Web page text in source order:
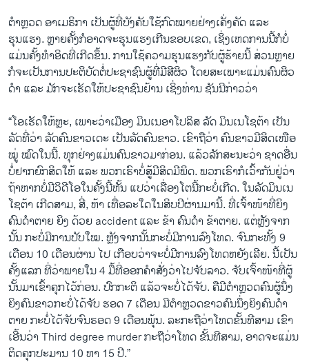
ຕຳຫຼວດ ອາເມຣິກາ ເປັນຜູ້ທີ່ບັງຄັບໃຊ້ກົດໝາຍຢ່າງເຄັ່ງຄັດ ແລະ
ຮຸນແຮງ. ຫຼາຍຄັ້ງກໍອາດຈະຮຸນແຮງເກີນຂອບເຂດ, ເຊິ່ງເຫດການນີ້ກໍບໍ່
ແມ່ນຄັ້ງທຳອິດທີ່ເກີດຂຶ້ນ. ການໃຊ້ຄວາມຮຸນແຮງກັບຜູ້ຮ້າຍນີ້ ສ່ວນຫຼາຍ
ກໍຈະເປັນການປະຕິບັດຕໍ່ປະຊາຊົນຜູ້ທີ່ມີສີຜິວ ໂດຍສະເພາະແມ່ນຄົນຜິວ
ດຳ ແລະ ມັກຈະເຮັດໃຫ້ປະຊາຊົນຢ້ານ ເຊິ່ງທ່ານ ຊັນນີກ່າວວ່າ
“ໂອເຮັດໃຫ້ຫຼະ, ເພາະວ່າເມືອງ ມິນເນອາໂປລິສ ລັດ ມິນເນໂຊຕ້າ ເປັນ
ລັດທີ່ວ່າ ລັດຄົນຂາວເດະ ເປັນລັດຄົນຂາວ. ເຂົາຖືວ່າ ຄົນຂາວມີສິດເໜືອ
ໝູ່ ໝົດໃນນີ້. ທຸກຢ່າງແມ່ນຄົນຂາວມາກ່ອນ. ແລ້ວລັກສະນະວ່າ ຊາດອື່ນ
ບໍ່ຢາກຍົກສິດໃຫ້ ແລະ ພວກເຮົາບໍ່ສູ້ມີສິດມີພິດ. ພວກເຮົາກໍເວົ້າກັນຢູ່ວ່າ
ຖ້າຫາກບໍ່ມີວິດີໂອໃນຄັ້ງນີ້ຫັ້ນ ແປວ່າເລື່ອງໂຕນີ້ກະບໍ່ເກີດ. ໃນລັດມິນເນ
ໂຊຕ້າ ເກີດສາມ, ສີ່, ຫ້າ ເທື່ອລະໃດໃນສິບປີຜ່ານມານີ້. ທີ່ເຈົ້າໜ້າທີ່ຍິງ
ຄົນດຳຕາຍ ຍິງ ດ້ວຍ accident ແລະ ຂ້າ ຄົນດຳ ຂ້າຕາຍ. ແຕ່ຫຼັງຈາກ
ນັ້ນ ກະບໍ່ມີການປັບໃໝ. ຫຼັງຈາກນັ້ນກະບໍ່ມີການລົງໂທດ. ຈົນກະທັ້ງ 9
ເດືອນ 10 ເດືອນຜ່ານ ໄປ ເກືອບວ່າຈະບໍ່ມີການລົງໂທດຫຍັງເລີຍ. ນີ້ເປັນ
ຄັ້ງແລກ ທີ່ວ່າພາຍໃນ 4​ ມື້ທີ່ອອກຄຳສັ່ງວ່າໄປຈັບລາວ. ຈັບເຈົ້າໜ້າທີ່ຜູ້
ນັ້ນມາເຂົ້າຄຸກໄວ້ກ່ອນ. ປົກກະຕິ ແລ້ວຈະບໍ່ໄດ້ຈັບ. ຄືມີຕຳຫຼວດຄົນຜູ້ນຶ່ງ
ຍິງຄົນຂາວກະບໍ່ໄດ້ຈັບ ຮອດ 7 ເດືອນ ມີຕຳຫຼວດຂາວຄົນນຶ່ງຍິງຄົນດຳ
ຕາຍ ກະບໍ່ໄດ້ຈັບຈົນຮອດ 9 ເດືອນພຸ້ນ. ລະກະຖືວ່າໂທດຂັ້ນທີສາມ ເຂົາ
ເອີ້ນວ່າ Third degree murder ກະຖືວ່າໂທດ ຂັ້ນທີສາມ, ອາດຈະແມ່ນ
ຕິດຄຸກປະມານ 10 ຫາ 15 ປີ.”